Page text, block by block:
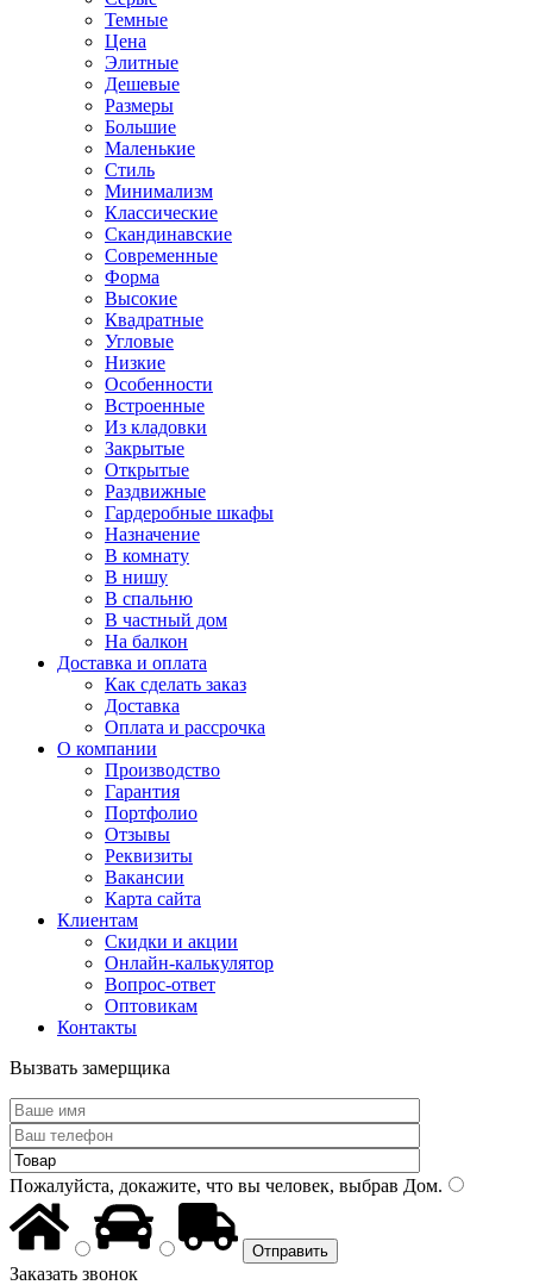
Темные
Цена
Элитные
Дешевые
Размеры
Большие
Маленькие
Стиль
Минимализм
Классические
Скандинавские
Современные
Форма
Высокие
Квадратные
Угловые
Низкие
Особенности
Встроенные
Из кладовки
Закрытые
Открытые
Раздвижные
Гардеробные шкафы
Назначение
В комнату
В нишу
В спальню
В частный дом
На балкон
Доставка и оплата
Как сделать заказ
Доставка
Оплата и рассрочка
О компании
Производство
Гарантия
Портфолио
Отзывы
Реквизиты
Вакансии
Карта сайта
Клиентам
Скидки и акции
Онлайн-калькулятор
Вопрос-ответ
Оптовикам
Контакты
Вызвать замерщика
Пожалуйста, докажите, что вы человек, выбрав Дом.
Заказать звонок